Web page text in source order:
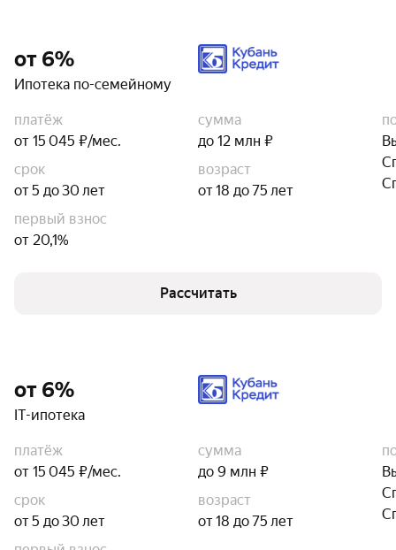
от 6%
Ипотека по-семейному
платёж
от 15 045 ₽/мес.
сумма
до 12 млн ₽
срок
от 5 до 30 лет
возраст
от 18 до 75 лет
первый взнос
от 20,1%
Рассчитать
от 6%
IT-ипотека
платёж
от 15 045 ₽/мес.
сумма
до 9 млн ₽
срок
от 5 до 30 лет
возраст
от 18 до 75 лет